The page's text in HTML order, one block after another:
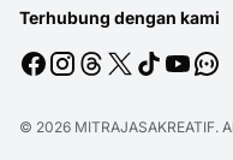
Terhubung dengan kami
© 2026 MITRAJASAKREATIF.